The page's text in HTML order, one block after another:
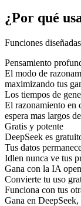
¿Por qué
Funciones
Pensamiento
El modo de
maximizando tus
Los tiempos de
El razonamiento en
espera mas largos
Gratis y potente
DeepSeek es
Tus datos
Idlen nunca ve tus
Gana con la IA
Convierte tu uso
Funciona con tus
Gana en